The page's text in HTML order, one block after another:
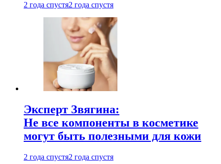
2 года спустя2 года спустя
Эксперт Звягина:
Не все компоненты в косметике
могут быть полезными для кожи
2 года спустя2 года спустя